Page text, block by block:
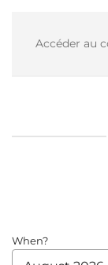
Accéder au